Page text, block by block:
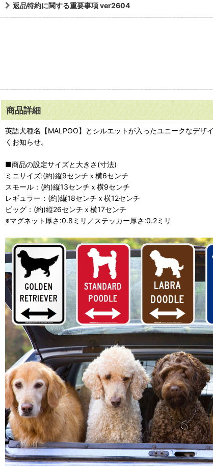
返品特約に関する重要事項 ver2604
商品詳細
英語犬種名【MALPOO】とシルエットが入ったユニークなデ
くお知らせ。
■商品の設定サイズと大きさ(寸法)
ミニサイズ:(約)縦9センチｘ横6センチ
スモール：(約)縦13センチｘ横9センチ
レギュラー：(約)縦18センチｘ横12センチ
ビッグ：(約)縦26センチｘ横17センチ
※マグネット厚さ:0.8ミリ／ステッカー厚さ:0.2ミリ